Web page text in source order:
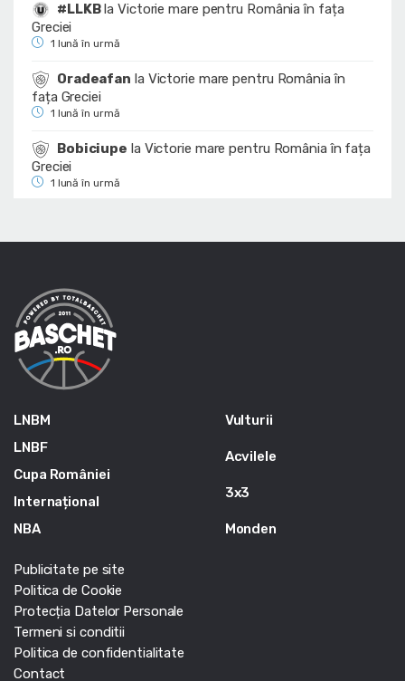
#LLKBlaVictorie mare pentru România în fața
Greciei
1 lună în urmă
Oradeafan la Victorie mare pentru România în
fața Greciei
1 lună în urmă
Bobiciupe la Victorie mare pentru România în fața
Greciei
1 lună în urmă
LNBM
LNBF
Cupa României
Internațional
NBA
Vulturii
Acvilele
3x3
Monden
Publicitate pe site
Politica de Cookie
Protecția Datelor Personale
Termeni si conditii
Politica de confidentialitate
Contact